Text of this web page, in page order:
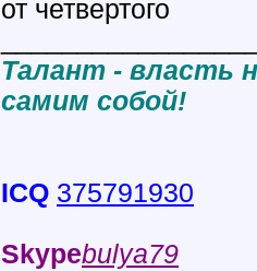
от четвертого
Талант - власть
самим собой!
ICQ 375791930
Skypebulya79